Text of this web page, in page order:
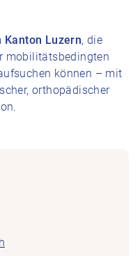
Kanton Luzern, die
mobilitätsbedingten
können – mit
orthopädischer